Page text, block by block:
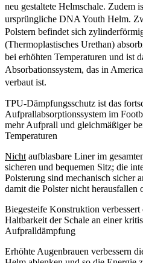
neu gestaltete Helmschale. Zudem
ursprüngliche DNA Youth Helm.
Polstern befindet sich
(Thermoplastisches Urethan)
bei erhöhten Temperaturen und ist
Absorbationssystem, das in
verbaut ist.
TPU-Dämpfungsschutz ist das
Aufprallabsorptionssystem im
mehr Aufprall und gleichmäßiger
Temperaturen
Nicht aufblasbare Liner im
sicheren und bequemen Sitz; die
Polsterung sind mechanisch sicher
damit die Polster nicht herausfallen
Biegesteife Konstruktion
Haltbarkeit der Schale an einer
Aufpralldämpfung
Erhöhte Augenbrauen verbessern